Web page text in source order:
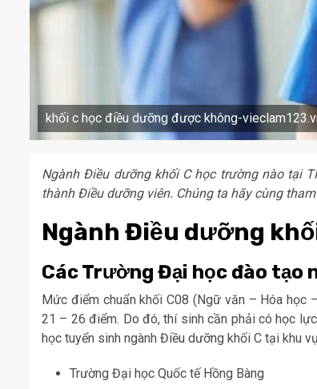
khối c học điều dưỡng được không-
Ngành Điều dưỡng khối C học trường nào tại
thành Điều dưỡng viên. Chúng ta hãy cùng
Ngành Điều dưỡng
Các Trường Đại học đào tạo
Mức điểm chuẩn khối C08 (Ngữ văn – Hóa học
21 – 26 điểm. Do đó, thí sinh cần phải có học
học tuyển sinh ngành Điều dưỡng khối C tại khu
Trường Đại học Quốc tế Hồng Bàng